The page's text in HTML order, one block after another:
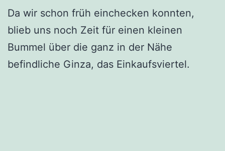
Da wir schon früh einchecken konnten,
blieb uns noch Zeit für einen kleinen
Bummel über die ganz in der Nähe
befindliche Ginza, das Einkaufsviertel.